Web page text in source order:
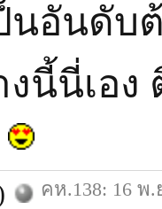
นอันดับ
งนี้นี่เอ
คห.138: 16 พ.